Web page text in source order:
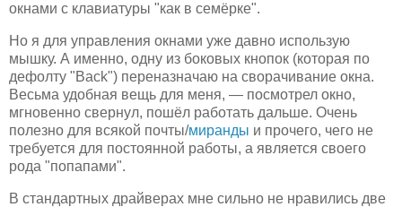
окнами с клавиатуры "как в семёрке".
Но я для управления окнами уже давно использую
мышку. А именно, одну из боковых кнопок (которая по
дефолту "Back") переназначаю на сворачивание окна.
Весьма удобная вещь для меня, — посмотрел окно,
мгновенно свернул, пошёл работать дальше. Очень
полезно для всякой почты/миранды и прочего, чего не
требуется для постоянной работы, а является своего
рода "попапами".
В стандартных драйверах мне сильно не нравились две